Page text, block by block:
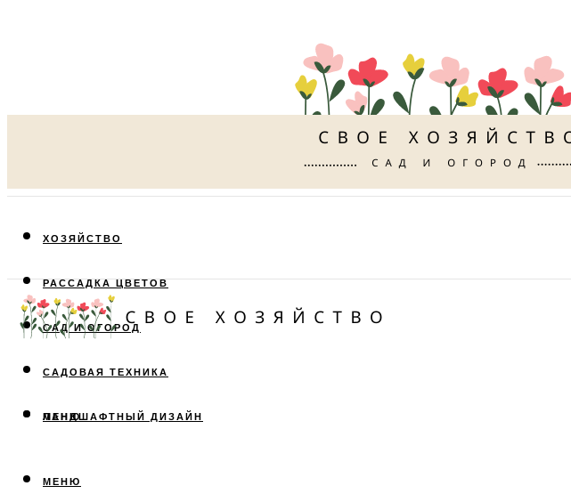
ХОЗЯЙСТВО
РАССАДКА ЦВЕТОВ
САД И ОГОРОД
САДОВАЯ ТЕХНИКА
ЛАНДШАФТНЫЙ ДИЗАЙН
МЕНЮ
МЕНЮ